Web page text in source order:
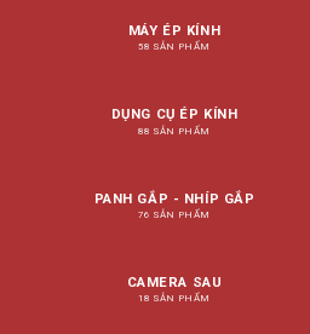
MÁY ÉP KÍNH
58 SẢN PHẨM
DỤNG CỤ ÉP KÍNH
88 SẢN PHẨM
PANH GẮP - NHÍP GẮP
76 SẢN PHẨM
CAMERA SAU
18 SẢN PHẨM